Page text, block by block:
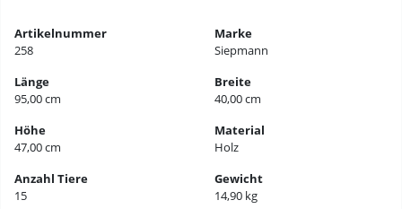
Artikelnummer
258
Marke
Siepmann
Länge
95,00 cm
Breite
40,00 cm
Höhe
47,00 cm
Material
Holz
Anzahl Tiere
15
Gewicht
14,90 kg